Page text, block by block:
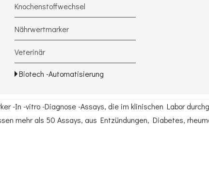
Knochenstoffwechsel
Nährwertmarker
Veterinär
Biotech -Automatisierung
-In -vitro -Diagnose -Assays, die im klinischen Labor
mehr als 50 Assays, aus Entzündungen, Diabetes,